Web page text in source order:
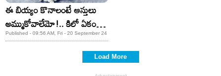
ఈ బియ్యం కొనాలంటే ఆస్తులు
అమ్ముకోవాలేమో!.. కిలో ఏకంగా
రూ. 15 వేలు!
Published - 09:56 AM, Fri - 20 September 24
Load More